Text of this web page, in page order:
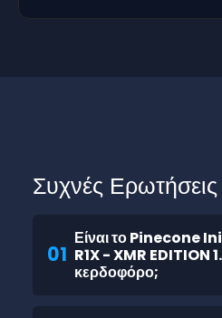
Συχνές Ερωτήσεις
01
Είναι το Pinecone
R1X - XMR EDITION
κερδοφόρο;